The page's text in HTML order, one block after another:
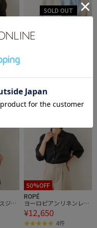
ャケ
2BUY10%OFF
ジ
50%OFF
ROPÉ
ヨーロピアンリネンレギ
ュラーシャツ/イージー
ケア
¥12,650
4件